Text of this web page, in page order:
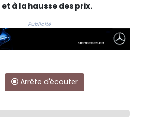
à la hausse des prix.
Publicité
Arrête d'écouter